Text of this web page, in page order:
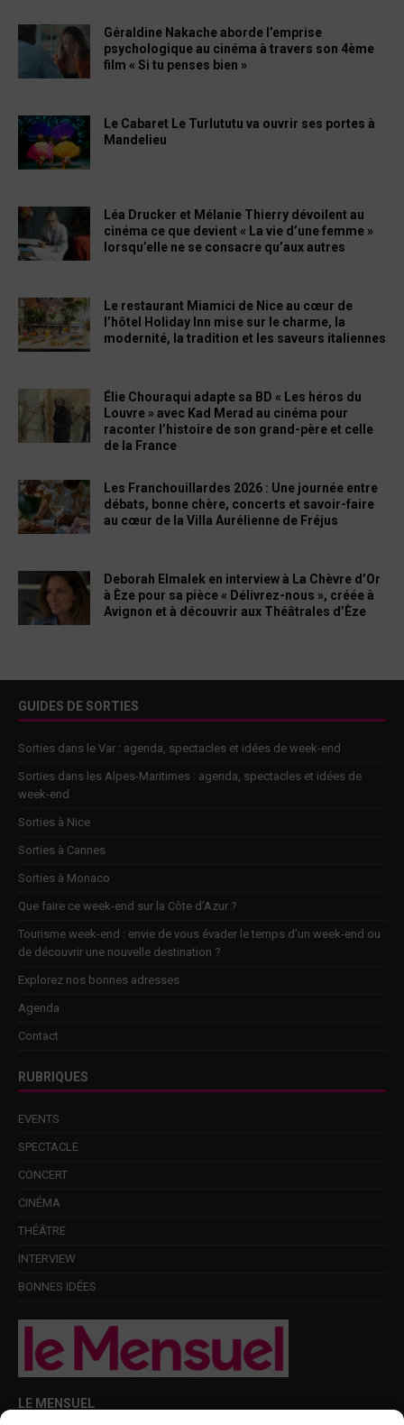
Géraldine Nakache aborde l’emprise
psychologique au cinéma à travers son 4ème
film « Si tu penses bien »
Le Cabaret Le Turlututu va ouvrir ses portes à
Mandelieu
Léa Drucker et Mélanie Thierry dévoilent au
cinéma ce que devient « La vie d’une femme »
lorsqu’elle ne se consacre qu’aux autres
Le restaurant Miamici de Nice au cœur de
l’hôtel Holiday Inn mise sur le charme, la
modernité, la tradition et les saveurs italiennes
Élie Chouraqui adapte sa BD « Les héros du
Louvre » avec Kad Merad au cinéma pour
raconter l’histoire de son grand-père et celle
de la France
Les Franchouillardes 2026 : Une journée entre
débats, bonne chère, concerts et savoir-faire
au cœur de la Villa Aurélienne de Fréjus
Deborah Elmalek en interview à La Chèvre d’Or
à Èze pour sa pièce « Délivrez-nous », créée à
Avignon et à découvrir aux Théâtrales d’Èze
GUIDES DE SORTIES
Sorties dans le Var : agenda, spectacles et idées de week-end
Sorties dans les Alpes-Maritimes : agenda, spectacles et idées de
week-end
Sorties à Nice
Sorties à Cannes
Sorties à Monaco
Que faire ce week-end sur la Côte d’Azur ?
Tourisme week-end : envie de vous évader le temps d’un week-end ou
de découvrir une nouvelle destination ?
Explorez nos bonnes adresses
Agenda
Contact
RUBRIQUES
EVENTS
SPECTACLE
CONCERT
CINÉMA
THÉÂTRE
INTERVIEW
BONNES IDÉES
LE MENSUEL